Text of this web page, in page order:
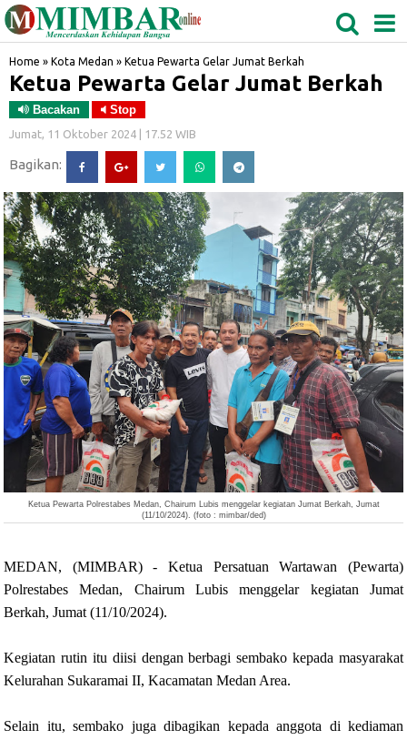
BIDANGRO
Home » Kota Medan » Ketua Pewarta Gelar Jumat Berkah
Ketua Pewarta Gelar Jumat Berkah
Bacakan Stop
Jumat, 11 Oktober 2024 | 17.52 WIB
Bagikan:
Ketua Pewarta Polrestabes Medan, Chairum Lubis menggelar kegiatan Jumat Berkah, Jumat
(11/10/2024). (foto : mimbar/ded)
MEDAN, (MIMBAR) - Ketua Persatuan Wartawan (Pewarta)
Polrestabes Medan, Chairum Lubis menggelar kegiatan Jumat
Berkah, Jumat (11/10/2024).
Kegiatan rutin itu diisi dengan berbagi sembako kepada masyarakat
Kelurahan Sukaramai II, Kacamatan Medan Area.
Selain itu, sembako juga dibagikan kepada anggota di kediaman